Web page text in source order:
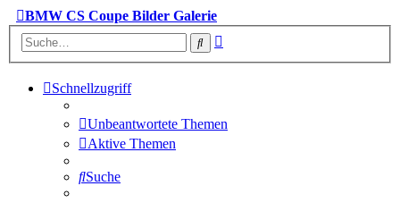
BMW CS Coupe Bilder Galerie
Suche
Schnellzugriff
Unbeantwortete Themen
Aktive Themen
Suche